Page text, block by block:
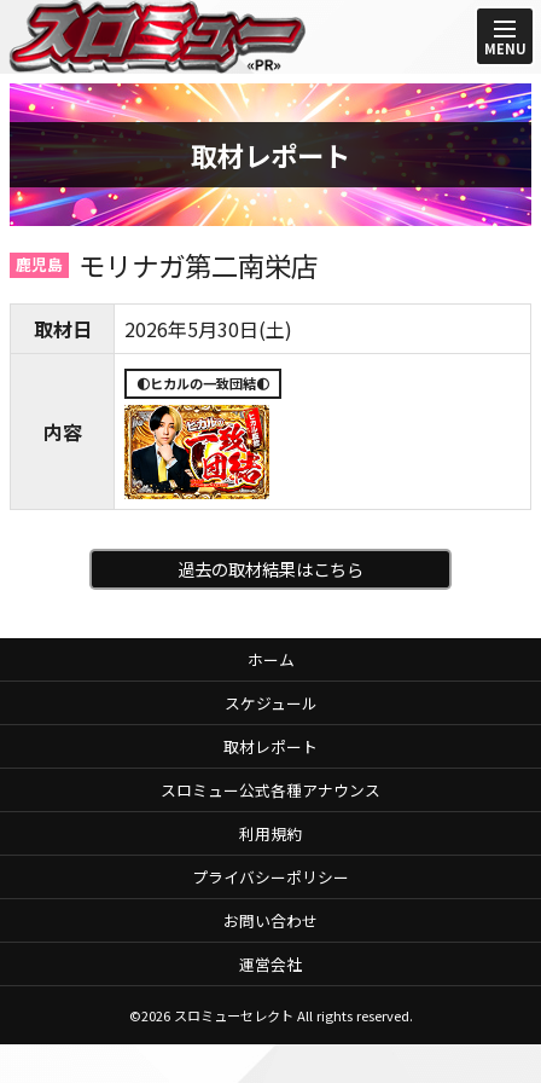
MENU
取材レポート
鹿児島 モリナガ第二南栄店
取材日 2026年5月30日(土)
内容
🌓ヒカルの一致団結🌓
過去の取材結果はこちら
ホーム
スケジュール
取材レポート
スロミュー公式各種アナウンス
利用規約
プライバシーポリシー
お問い合わせ
運営会社
©2026 スロミューセレクト All rights reserved.